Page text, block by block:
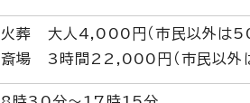
火葬 大人4,000円（市民以外は
斎場 3時間22,000円（市民以外